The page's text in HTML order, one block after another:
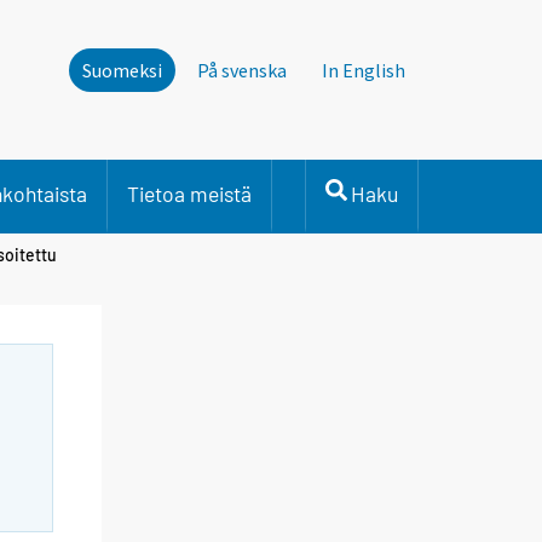
Suomeksi På svenska In English
Tietoa meistä Haku